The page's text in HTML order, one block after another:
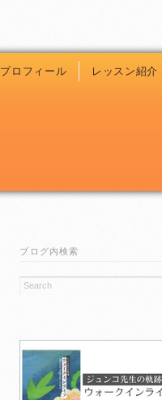
プロフィール レッスン紹介
ブログ内検索